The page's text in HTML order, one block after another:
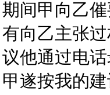
期间甲向乙
有向乙主张
议他通过电
甲遂按我的